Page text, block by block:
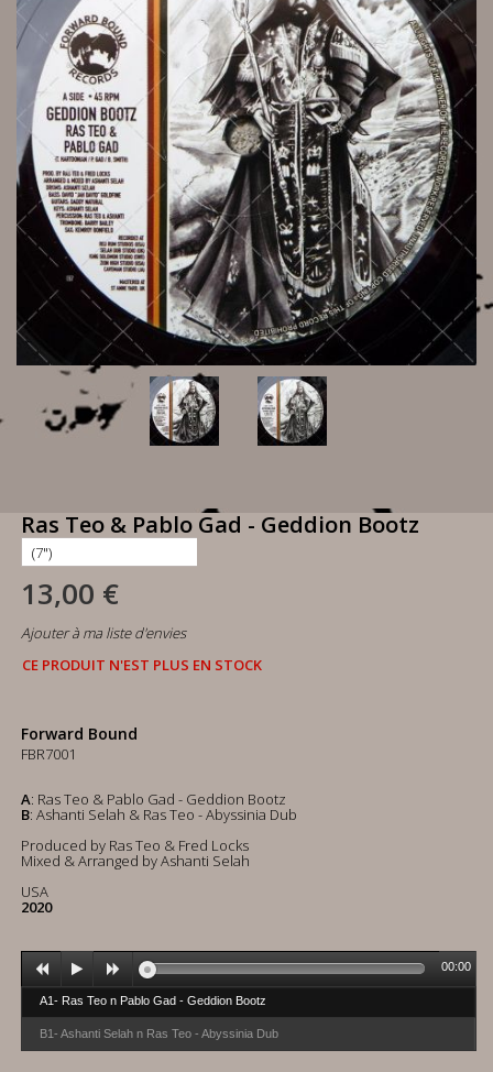
Ras Teo & Pablo Gad - Geddion Bootz
13,00 €
Ajouter à ma liste d'envies
CE PRODUIT N'EST PLUS EN STOCK
Forward Bound
FBR7001
A: Ras Teo & Pablo Gad - Geddion Bootz
B: Ashanti Selah & Ras Teo - Abyssinia Dub
Produced by Ras Teo & Fred Locks
Mixed & Arranged by Ashanti Selah
USA
2020
A1- Ras Teo n Pablo Gad - Geddion Bootz
B1- Ashanti Selah n Ras Teo - Abyssinia Dub
00:00